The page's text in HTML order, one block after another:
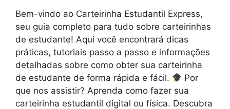
Bem-vindo ao Carteirinha Estudantil Express,
seu guia completo para tudo sobre carteirinhas
de estudante! Aqui você encontrará dicas
práticas, tutoriais passo a passo e informações
detalhadas sobre como obter sua carteirinha
de estudante de forma rápida e fácil.
Por
que nos assistir? Aprenda como fazer sua
carteirinha estudantil digital ou física. Descubra